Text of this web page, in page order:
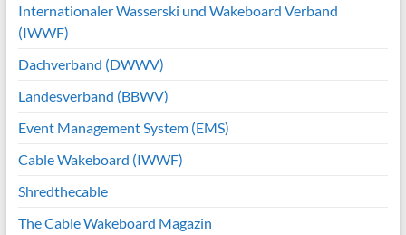
Internationaler Wasserski und Wakeboard Verband
(IWWF)
Dachverband (DWWV)
Landesverband (BBWV)
Event Management System (EMS)
Cable Wakeboard (IWWF)
Shredthecable
The Cable Wakeboard Magazin